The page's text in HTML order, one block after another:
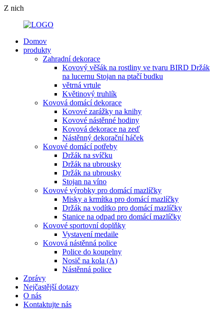
Z nich
Domov
produkty
Zahradní dekorace
Kovový věšák na rostliny ve tvaru BIRD Držák
na lucernu Stojan na ptačí budku
větrná vrtule
Květinový truhlík
Kovová domácí dekorace
Kovové zarážky na knihy
Kovové nástěnné hodiny
Kovová dekorace na zeď
Nástěnný dekorační háček
Kovové domácí potřeby
Držák na svíčku
Držák na ubrousky
Držák na ubrousky
Stojan na víno
Kovové výrobky pro domácí mazlíčky
Misky a krmítka pro domácí mazlíčky
Držák na vodítko pro domácí mazlíčky
Stanice na odpad pro domácí mazlíčky
Kovové sportovní doplňky
Vystavení medaile
Kovová nástěnná police
Police do koupelny
Nosič na kola (A)
Nástěnná police
Zprávy
Nejčastější dotazy
O nás
Kontaktujte nás